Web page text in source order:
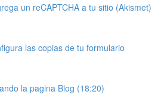
un reCAPTCHA a tu sitio (Akismet)
las copias de tu formulario
la pagina Blog (18:20)